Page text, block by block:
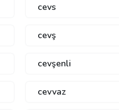
cevs
cevş
cevşenli
cevvaz